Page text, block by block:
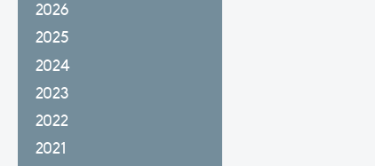
2026
2025
2024
2023
2022
2021